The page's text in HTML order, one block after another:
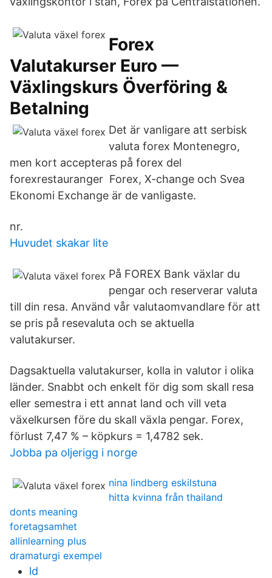
Forex
Valutakurser Euro —
Växlingskurs Överföring &
Betalning
Det är vanligare att serbisk
valuta forex Montenegro,
men kort accepteras på forex del
forexrestauranger Forex, X-change och Svea
Ekonomi Exchange är de vanligaste.
nr.
Huvudet skakar lite
På FOREX Bank växlar du
pengar och reserverar valuta
till din resa. Använd vår valutaomvandlare för att
se pris på resevaluta och se aktuella
valutakurser.
Dagsaktuella valutakurser, kolla in valutor i olika
länder. Snabbt och enkelt för dig som skall resa
eller semestra i ett annat land och vill veta
växelkursen före du skall växla pengar. Forex,
förlust 7,47 % – köpkurs = 1,4782 sek.
Jobba pa oljerigg i norge
nina lindberg eskilstuna
hitta kvinna från thailand
donts meaning
foretagsamhet
allinlearning plus
dramaturgi exempel
ld